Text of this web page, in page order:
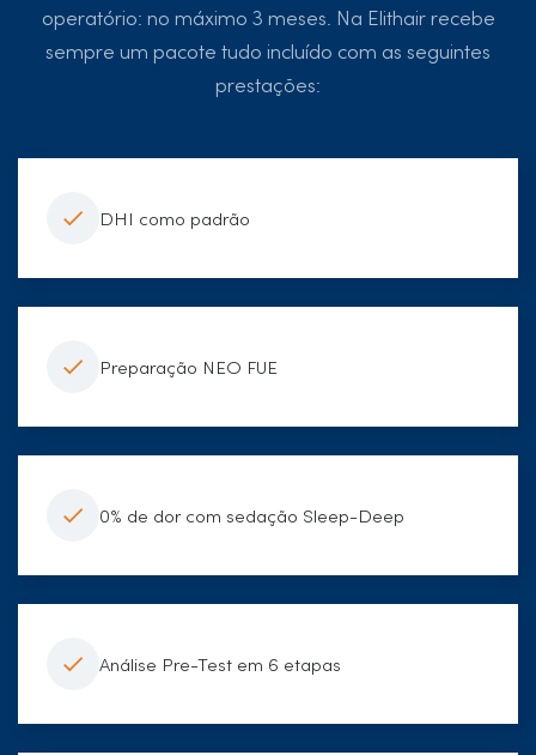
operatório: no máximo 3 meses. Na Elithair recebe
sempre um pacote tudo incluído com as seguintes
prestações:
DHI como padrão
Preparação NEO FUE
0% de dor com sedação Sleep-Deep
Análise Pre-Test em 6 etapas